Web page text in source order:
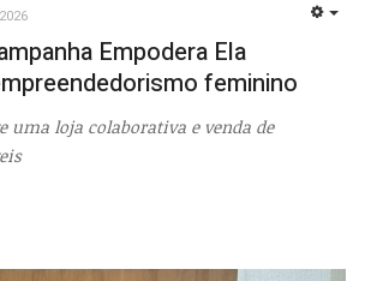
Empodera Ela
feminino
uma loja colaborativa e venda de